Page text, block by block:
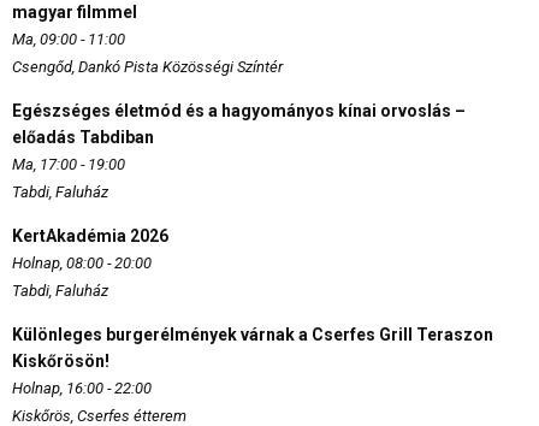
magyar filmmel
Ma, 09:00 - 11:00
Csengőd, Dankó Pista Közösségi Színtér
Egészséges életmód és a hagyományos kínai orvoslás –
előadás Tabdiban
Ma, 17:00 - 19:00
Tabdi, Faluház
KertAkadémia 2026
Holnap, 08:00 - 20:00
Tabdi, Faluház
Különleges burgerélmények várnak a Cserfes Grill Teraszon
Kiskőrösön!
Holnap, 16:00 - 22:00
Kiskőrös, Cserfes étterem